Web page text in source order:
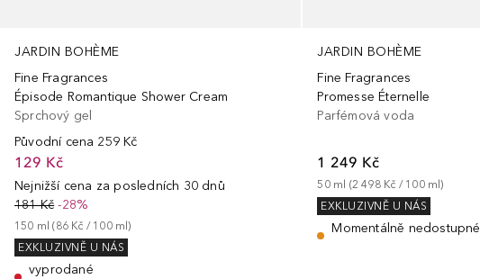
JARDIN BOHÈME
Fine Fragrances
Épisode Romantique Shower Cream
Sprchový gel
Původní cena 259 Kč
129 Kč
Nejnižší cena za posledních 30 dnů
181 Kč-28%
150 ml (86 Kč / 100 ml)
EXKLUZIVNĚ U NÁS
vyprodané
JARDIN BOHÈME
Fine Fragrances
Promesse Éternelle
Parfémová voda
1 249 Kč
50 ml (2 498 Kč / 100 ml)
EXKLUZIVNĚ U NÁS
Momentálně nedostupné